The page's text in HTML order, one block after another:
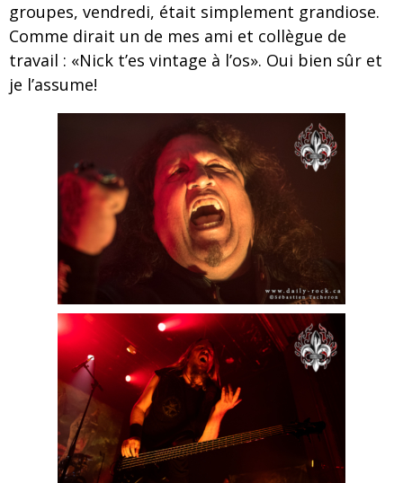
groupes, vendredi, était simplement grandiose.
Comme dirait un de mes ami et collègue de
travail : «Nick t’es vintage à l’os». Oui bien sûr et
je l’assume!